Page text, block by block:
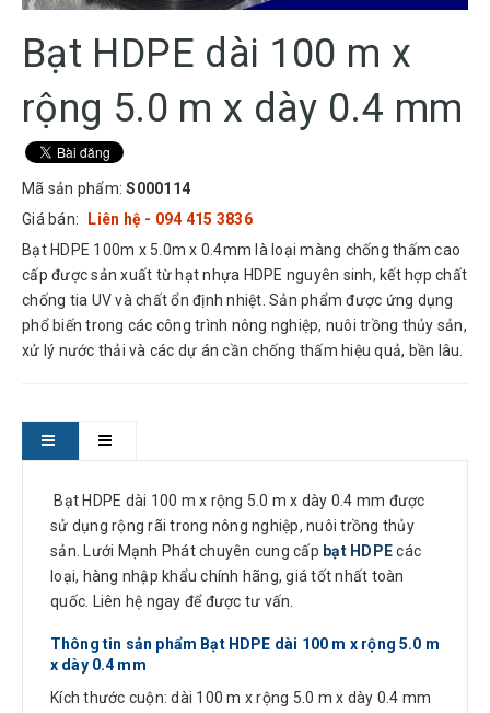
Bạt HDPE dài 100 m x
rộng 5.0 m x dày 0.4 mm
Mã sản phẩm:S000114
Giá bán:
Liên hệ - 094 415 3836
Bạt HDPE 100m x 5.0m x 0.4mm là loại màng chống thấm cao
cấp được sản xuất từ hạt nhựa HDPE nguyên sinh, kết hợp chất
chống tia UV và chất ổn định nhiệt. Sản phẩm được ứng dụng
phổ biến trong các công trình nông nghiệp, nuôi trồng thủy sản,
xử lý nước thải và các dự án cần chống thấm hiệu quả, bền lâu.
Bạt HDPE dài 100 m x rộng 5.0 m x dày 0.4 mm được
sử dụng rộng rãi trong nông nghiệp, nuôi trồng thủy
sản. Lưới Mạnh Phát chuyên cung cấp bạt HDPEcác
loại, hàng nhập khẩu chính hãng, giá tốt nhất toàn
quốc. Liên hệ ngay để được tư vấn.
Thông tin sản phẩm Bạt HDPE dài 100 m x rộng 5.0 m
x dày 0.4 mm
Kích thước cuộn: dài 100 m x rộng 5.0 m x dày 0.4 mm